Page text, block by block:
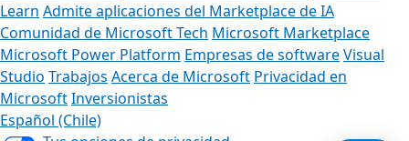
Learn Admite aplicaciones del Marketplace de IA
Comunidad de Microsoft Tech Microsoft Marketplace
Microsoft Power Platform Empresas de softwareVisual
Studio Trabajos Acerca de Microsoft Privacidad en
MicrosoftInversionistas
Español (Chile)